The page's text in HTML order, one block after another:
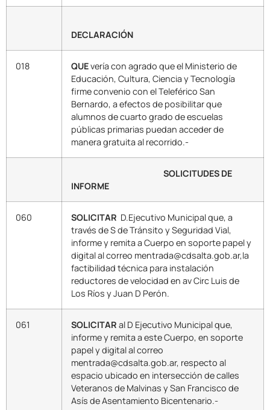
DECLARACIÓN
018 QUEvería con agrado que el Ministerio de
Educación, Cultura, Ciencia y Tecnología
firme convenio con el Teleférico San
Bernardo, a efectos de posibilitar que
alumnos de cuarto grado de escuelas
públicas primarias puedan acceder de
manera gratuita al recorrido.-
SOLICITUDES DE
INFORME
060 SOLICITAR D.Ejecutivo Municipal que, a
través de S de Tránsito y Seguridad Vial,
informe y remita a Cuerpo en soporte papel y
digital al correo mentrada@cdsalta.gob.ar,la
factibilidad técnica para instalación
reductores de velocidad en av Circ Luis de
Los Ríos y Juan D Perón.
061 SOLICITAR al D Ejecutivo Municipal que,
informe y remita a este Cuerpo, en soporte
papel y digital al correo
mentrada@cdsalta.gob.ar, respecto al
espacio ubicado en intersección de calles
Veteranos de Malvinas y San Francisco de
Asís de Asentamiento Bicentenario.-